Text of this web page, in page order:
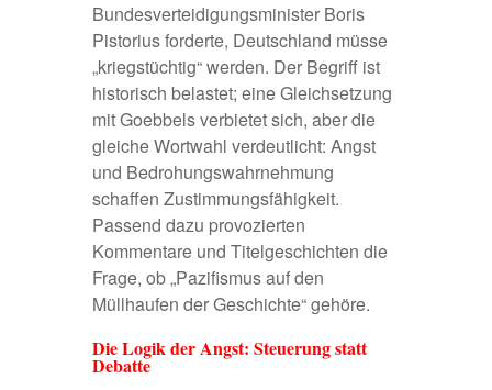
Bundesverteidigungsminister Boris
Pistorius forderte, Deutschland müsse
„kriegstüchtig“ werden. Der Begriff ist
historisch belastet; eineGleichsetzung
mit Goebbelsverbietet sich, aber die
gleiche Wortwahl verdeutlicht: Angst
und Bedrohungswahrnehmung
schaffen Zustimmungsfähigkeit.
Passend dazu provozierten
Kommentare und Titelgeschichten die
Frage, ob „Pazifismus auf den
Müllhaufen der Geschichte“ gehöre.
Die Logik der Angst: Steuerung statt
Debatte